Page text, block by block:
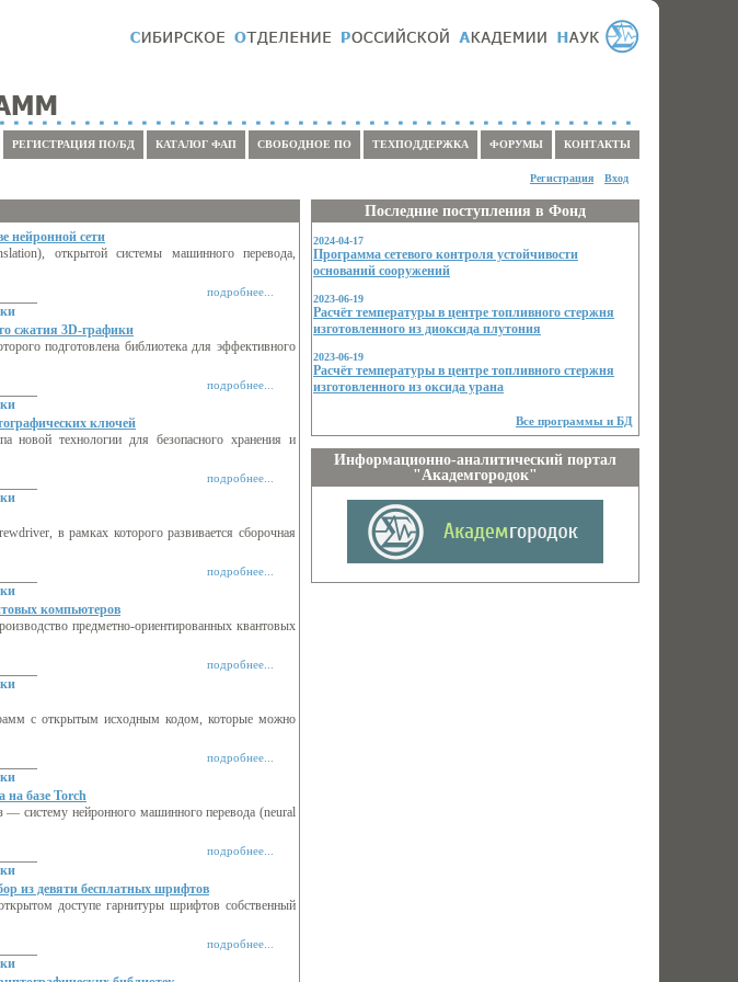
КОНТАКТЫ
ФОРУМЫ
ТЕХПОДДЕРЖКА
СВОБОДНОЕ ПО
КАТАЛОГ ФАП
РЕГИСТРАЦИЯ ПО/БД
Вход
Регистрация
Последние поступления в Фонд
2024-04-17
Программа сетевого контроля устойчивости
оснований сооружений
2023-06-19
Расчёт температуры в центре топливного стержня
изготовленного из диоксида плутония
2023-06-19
Расчёт температуры в центре топливного стержня
изготовленного из оксида урана
Все программы и БД
Информационно-аналитический портал
"Академгородок"
нейронной сети
открытой системы машинного перевода,
подробнее...
сжатия 3D-графики
подготовлена библиотека для эффективного
подробнее...
ключей
новой технологии для безопасного хранения и
подробнее...
в рамках которого развивается сборочная
подробнее...
компьютеров
предметно-ориентированных квантовых
подробнее...
с открытым исходным кодом, которые можно
подробнее...
на базе Torch
— систему нейронного машинного перевода (neural
подробнее...
из девяти бесплатных шрифтов
доступе гарнитуры шрифтов собственный
подробнее...